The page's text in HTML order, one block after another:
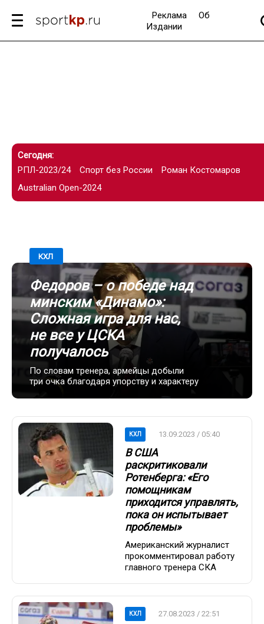
Реклама
Об
Издании
Сегодня:
РПЛ-2023/24
Спорт без России
Роман Костомаров
Australian Open-2024
КХЛ
Федоров – о победе над
минским «Динамо»:
Сложная игра для нас,
не все у ЦСКА
получалось
По словам тренера, армейцы добыли
три очка благодаря упорству и характеру
КХЛ 13.09.2023 / 05:40
В США
раскритиковали
Ротенберга: «Его
помощникам
приходится управлять,
пока он испытывает
проблемы»
Американский журналист
прокомментировал работу
главного тренера СКА
КХЛ 27.08.2023 / 22:51